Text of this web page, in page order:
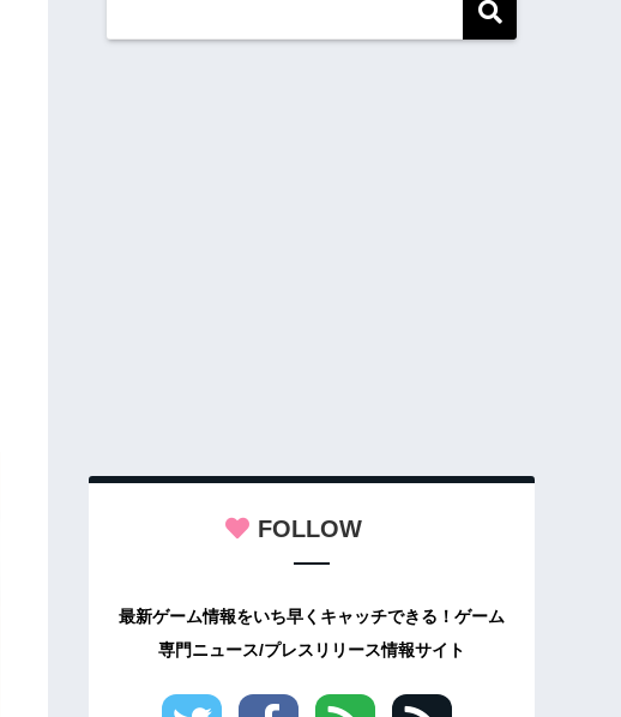
FOLLOW
最新ゲーム情報をいち早くキャッチできる！ゲーム
専門ニュース/プレスリリース情報サイト